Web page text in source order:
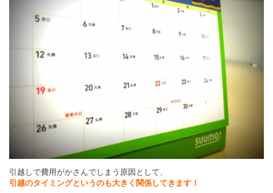
引越しで費用がかさんでしまう原因として、
引越のタイミングというのも大きく関係してきます！